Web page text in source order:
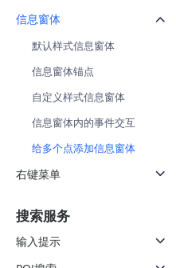
信息窗体
默认样式信息窗体
信息窗体锚点
自定义样式信息窗体
信息窗体内的事件交互
给多个点添加信息窗体
右键菜单
搜索服务
输入提示